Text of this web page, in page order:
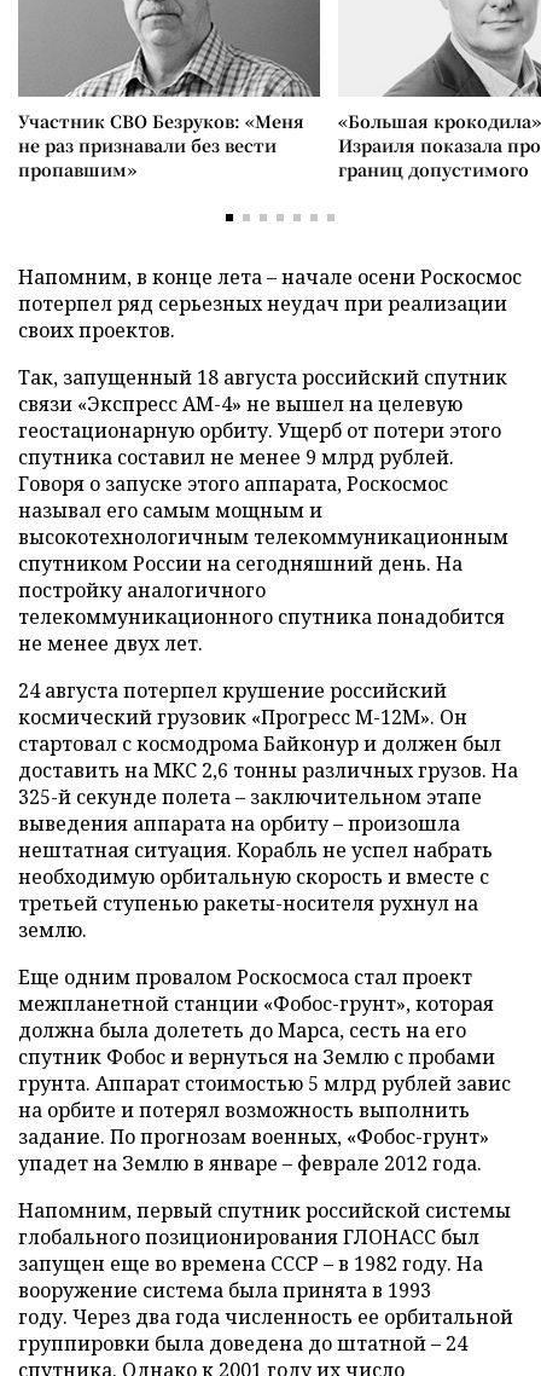
Участник СВО Безруков: «Меня
не раз признавали без вести
пропавшим»
«Большая
Израиля показала
границ допустимого
Напомним, в конце лета – начале осени Роскосмос
потерпел ряд серьезных неудач при реализации
своих проектов.
Так, запущенный 18 августа российский спутник
связи «Экспресс АМ-4» не вышел на целевую
геостационарную орбиту. Ущерб от потери этого
спутника составил не менее 9 млрд рублей.
Говоря о запуске этого аппарата, Роскосмос
называл его самым мощным и
высокотехнологичным телекоммуникационным
спутником России на сегодняшний день. На
постройку аналогичного
телекоммуникационного спутника понадобится
не менее двух лет.
24 августа потерпел крушение российский
космический грузовик «Прогресс М-12М». Он
стартовал с космодрома Байконур и должен был
доставить на МКС 2,6 тонны различных грузов. На
325-й секунде полета – заключительном этапе
выведения аппарата на орбиту – произошла
нештатная ситуация. Корабль не успел набрать
необходимую орбитальную скорость и вместе с
третьей ступенью ракеты-носителя рухнул на
землю.
Еще одним провалом Роскосмоса стал проект
межпланетной станции «Фобос-грунт», которая
должна была долететь до Марса, сесть на его
спутник Фобос и вернуться на Землю с пробами
грунта. Аппарат стоимостью 5 млрд рублей завис
на орбите и потерял возможность выполнить
задание. По прогнозам военных, «Фобос-грунт»
упадет на Землю в январе – феврале 2012 года.
Напомним, первый спутник российской системы
глобального позиционирования ГЛОНАСС был
запущен еще во времена СССР – в 1982 году. На
вооружение система была принята в 1993
году. Через два года численность ее орбитальной
группировки была доведена до штатной – 24
спутника. Однако к 2001 году их число